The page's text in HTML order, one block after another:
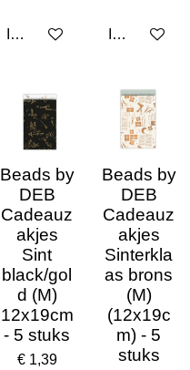
In winkelwagen In
Beads by
DEB
Cadeauz
akjes
Sint
black/gol
d (M)
12x19cm
- 5 stuks
€ 1,39
Beads by
DEB
Cadeauz
akjes
Sinterkla
as brons
(M)
(12x19c
m) - 5
stuks